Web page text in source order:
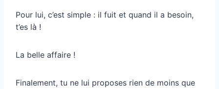
Pour lui, c’est simple : il fuit et quand il a besoin,
t’es là !
La belle affaire !
Finalement, tu ne lui proposes rien de moins que